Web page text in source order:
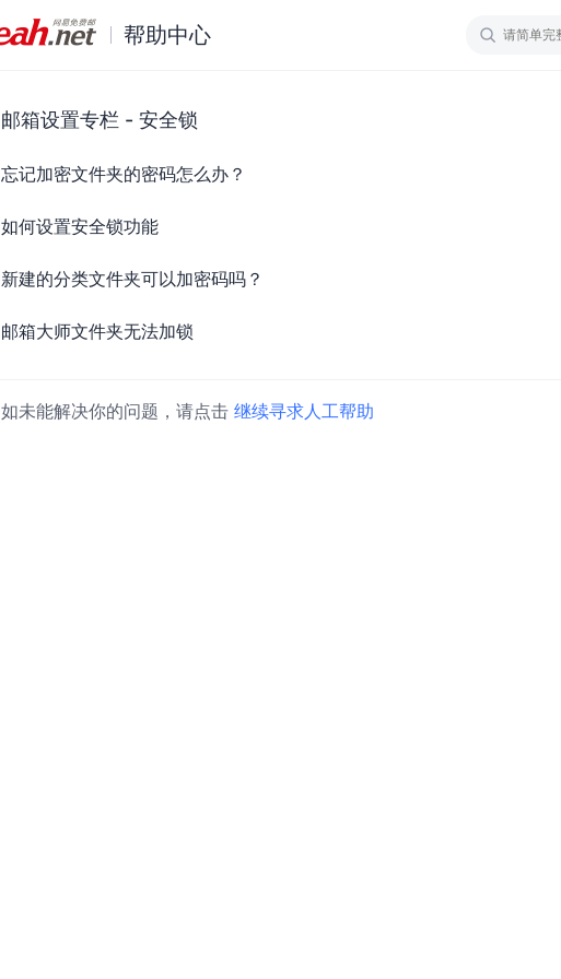
帮助中心
邮箱设置专栏 - 安全锁
忘记加密文件夹的密码怎么办？
如何设置安全锁功能
新建的分类文件夹可以加密码吗？
邮箱大师文件夹无法加锁
如未能解决你的问题，请点击 继续寻求人工帮助